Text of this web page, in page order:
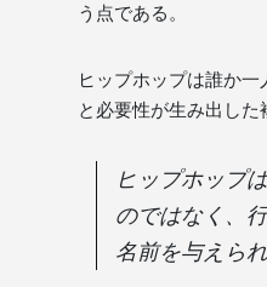
う点である。
ヒップホップは誰か
と必要性が生み出した
ヒップホップ
のではなく、
名前を与えら